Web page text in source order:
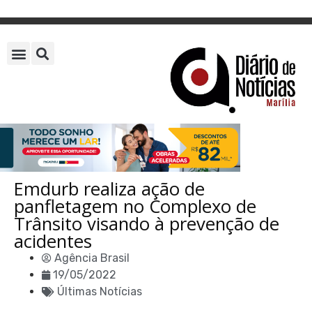
Emdurb realiza ação de
panfletagem no Complexo de
Trânsito visando à prevenção de
acidentes
Agência Brasil
19/05/2022
Últimas Notícias